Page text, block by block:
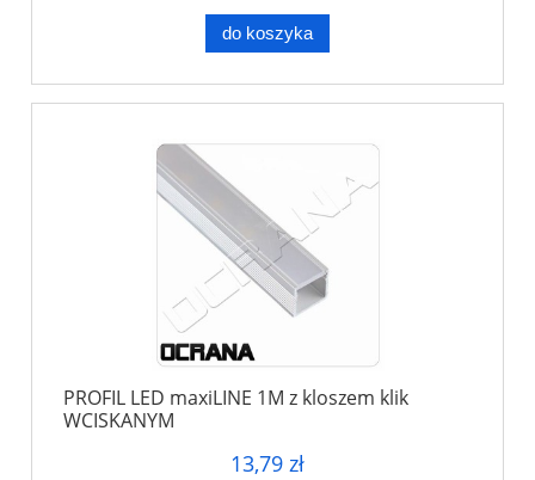
do koszyka
PROFIL LED maxiLINE 1M z kloszem klik
WCISKANYM
13,79 zł